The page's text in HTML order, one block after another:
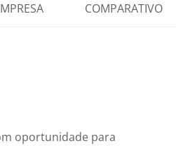
COMPARATIVO
oportunidade para